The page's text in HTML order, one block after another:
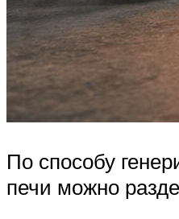
По способу
печи можно